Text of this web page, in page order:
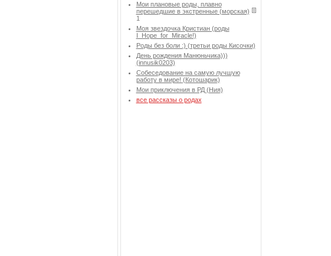
Мои плановые роды, плавно
перешедшие в экстренные (морская)
1
Моя звездочка Кристиан (роды
I_Hope_for_Miracle!)
Роды без боли :) (третьи роды Кисочки)
День рождения Манюньчика)))
(innusik0203)
Собеседование на самую лучшую
работу в мире! (Котошарик)
Мои приключения в РД (Ния)
все рассказы о родах